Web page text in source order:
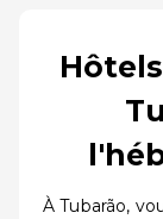
À Tubarão,